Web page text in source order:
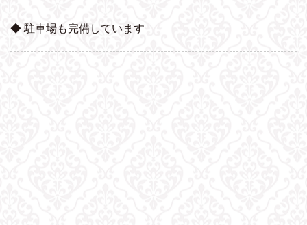
◆ 駐車場も完備しています